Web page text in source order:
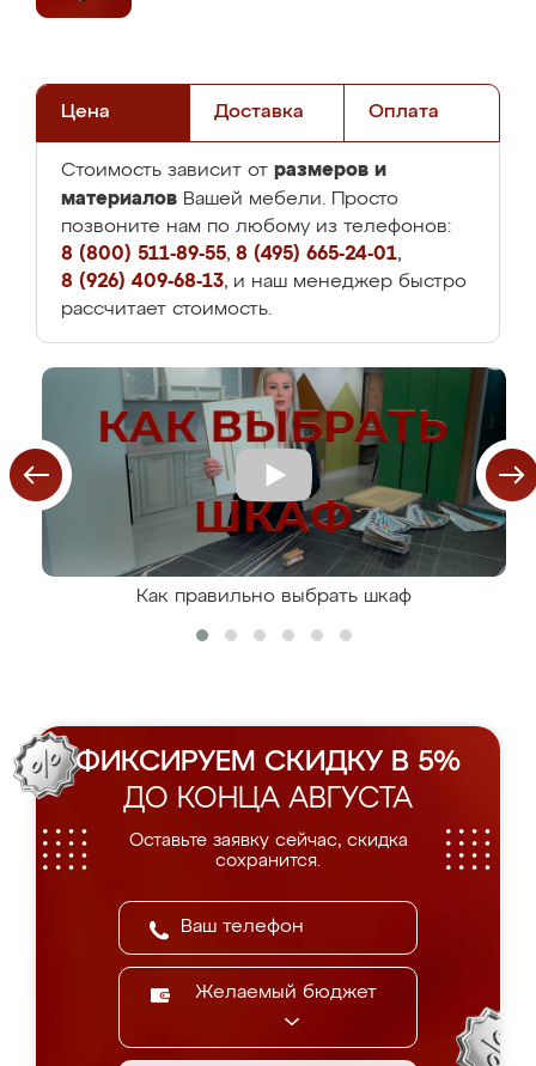
Цена Доставка Оплата
Стоимость зависит от размеров и
материалов Вашей мебели. Просто
позвоните нам по любому из телефонов:
8 (800) 511-89-55, 8 (495) 665-24-01,
8 (926) 409-68-13, и наш менеджер быстро
рассчитает стоимость.
Как правильно выбрать шкаф
ФИКСИРУЕМ СКИДКУ В 5%
ДО КОНЦА АВГУСТА
Оставьте заявку сейчас, скидка
сохранится.
Желаемый бюджет